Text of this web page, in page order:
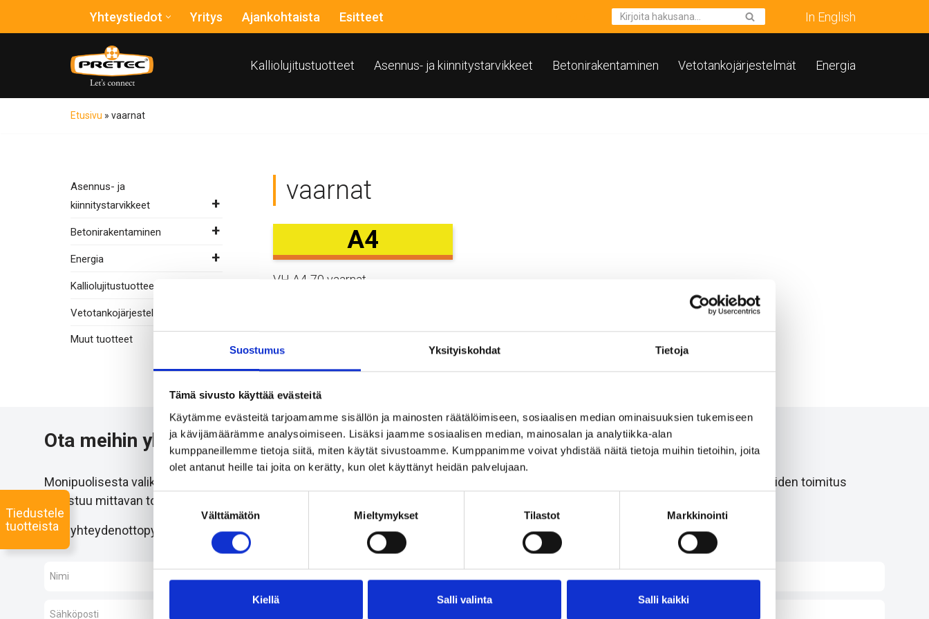
Suostumus Yksityiskohdat Tietoja
Tämä sivusto käyttää evästeitä
Käytämme evästeitä tarjoamamme sisällön ja mainosten räätälöimiseen, sosiaalisen median ominaisuuksien tukemiseen
ja kävijämäärämme analysoimiseen. Lisäksi jaamme sosiaalisen median, mainosalan ja analytiikka-alan
kumppaneillemme tietoja siitä, miten käytät sivustoamme. Kumppanimme voivat yhdistää näitä tietoja muihin tietoihin, joita
olet antanut heille tai joita on kerätty, kun olet käyttänyt heidän palvelujaan.
Suostumuksen
Välttämätön Mieltymykset Tilastot Markkinointi
Kiellä Salli valinta Salli kaikki
Yhteystiedot Yritys Ajankohtaista Esitteet In English
Kalliolujitustuotteet Asennus- ja kiinnitystarvikkeet Betonirakentaminen Vetotankojärjestelmät Energia
Etusivu » vaarnat
Asennus- ja
kiinnitystarvikkeet
Betonirakentaminen
Energia
Kalliolujitustuotteet
Vetotankojärjestelmät
Muut tuotteet
vaarnat
A4
VH A4-70 vaarnat
Ota meihin yhteyttä 24/7
Monipuolisesta valikoimastamme löydämme varmasti projektiisi sopivat tuotteet nopealla toimitusajalla. Myös listaamattomien tuotteiden toimitus
onnistuu mittavan toimitusverkostomme ansiosta.
Jätä yhteydenottopyyntö helposti tässä, niin keskustellaan lisää!
Tiedustele
tuotteista